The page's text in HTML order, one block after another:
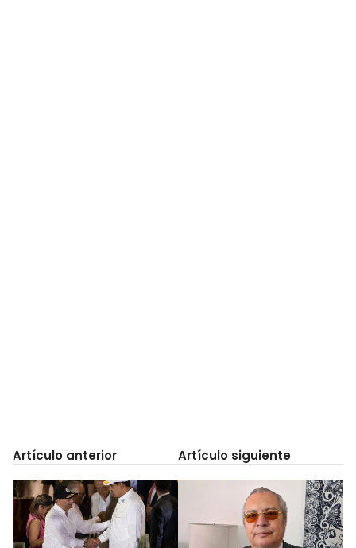
Artículo anterior Artículo siguiente